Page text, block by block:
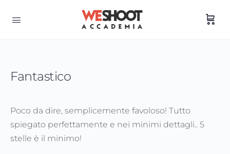
Fantastico
Poco da dire, semplicemente favoloso! Tutto
spiegato perfettamente e nei minimi dettagli.. 5
stelle è il minimo!